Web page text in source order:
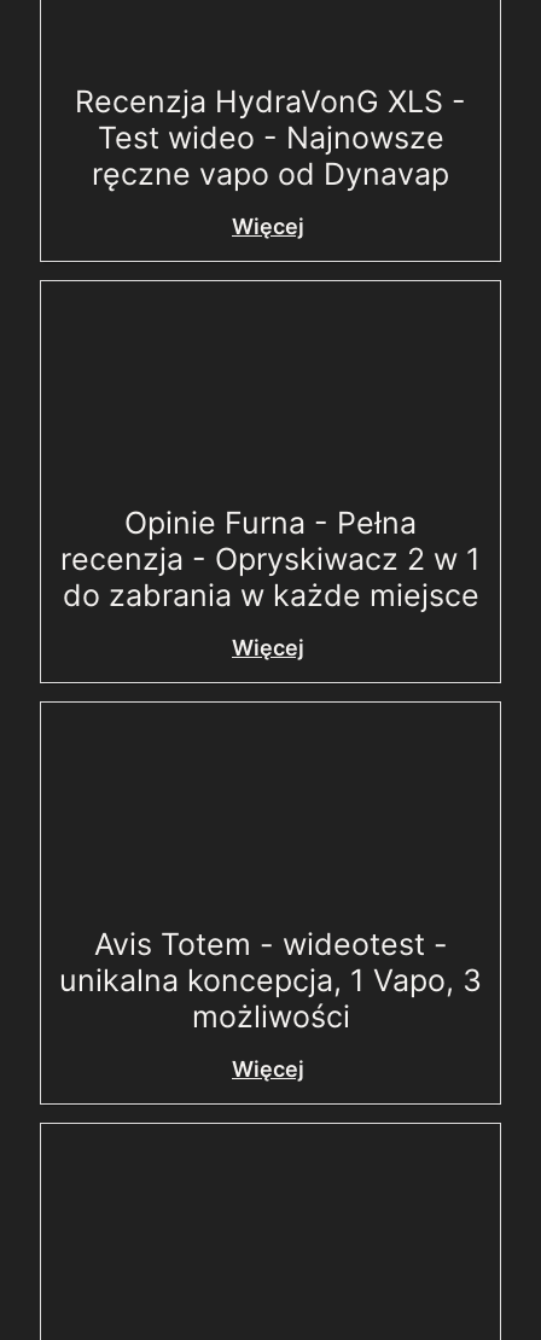
Recenzja HydraVonG XLS -
Test wideo - Najnowsze
ręczne vapo od Dynavap
Więcej
Opinie Furna - Pełna
recenzja - Opryskiwacz 2 w 1
do zabrania w każde miejsce
Więcej
Avis Totem - wideotest -
unikalna koncepcja, 1 Vapo, 3
możliwości
Więcej